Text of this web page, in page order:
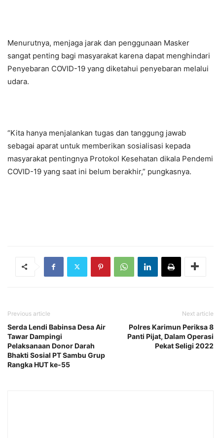
Menurutnya, menjaga jarak dan penggunaan Masker
sangat penting bagi masyarakat karena dapat menghindari
Penyebaran COVID-19 yang diketahui penyebaran melalui
udara.
“Kita hanya menjalankan tugas dan tanggung jawab
sebagai aparat untuk memberikan sosialisasi kepada
masyarakat pentingnya Protokol Kesehatan dikala Pendemi
COVID-19 yang saat ini belum berakhir,” pungkasnya.
Previous article
Serda Lendi Babinsa Desa Air
Tawar Dampingi
Pelaksanaan Donor Darah
Bhakti Sosial PT Sambu Grup
Rangka HUT ke-55
Next article
Polres Karimun Periksa 8
Panti Pijat, Dalam Operasi
Pekat Seligi 2022